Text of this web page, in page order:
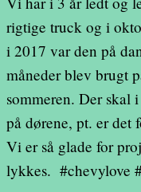
rigtige truck og i
i 2017 var den på
måneder blev brugt
sommeren. Der skal
på dørene, pt. er
Vi er så glade for
lykkes. #chevylove